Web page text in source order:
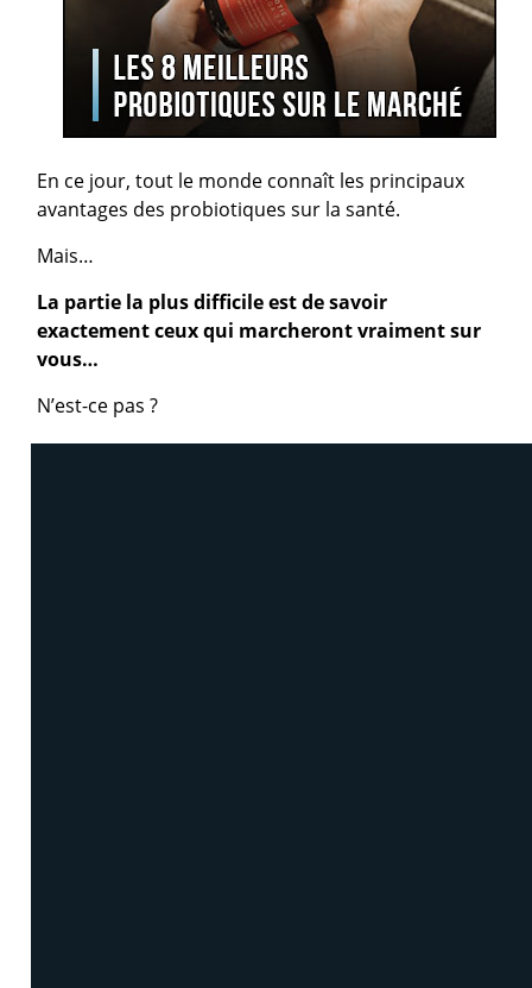
En ce jour, tout le monde connaît les principaux
avantages des probiotiques sur la santé.
Mais…
La partie la plus difficile est de savoir
exactement ceux qui marcheront vraiment sur
vous…
N’est-ce pas ?